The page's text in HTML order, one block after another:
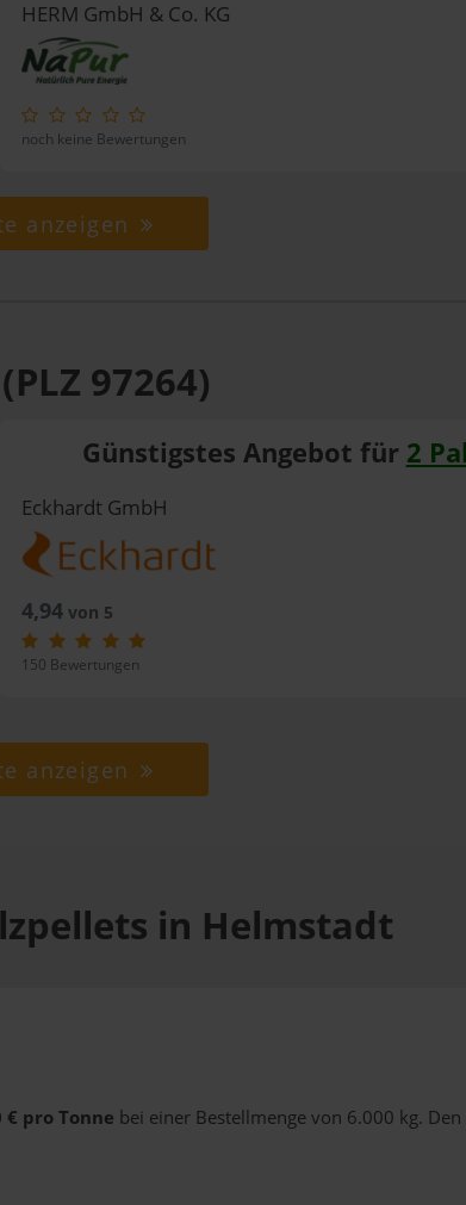
HERM GmbH & Co. KG
noch keine Bewertungen
anzeigen
97264)
Günstigstes Angebot für 2
Eckhardt GmbH
4,94von 5
150 Bewertungen
anzeigen
in Helmstadt
€ pro Tonne bei einer Bestellmenge von 6.000 kg.